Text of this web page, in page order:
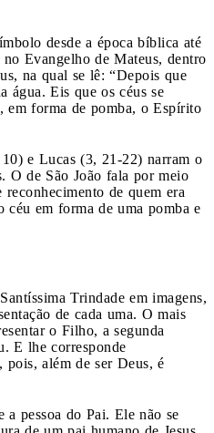
desde a época bíblica até
no Evangelho de Mateus, dentro
na qual se lê: “Depois que
água. Eis que os céus se
em forma de pomba, o Espírito
e Lucas (3, 21-22) narram o
O de São João fala por meio
de quem era
céu em forma de uma pomba e
Trindade em imagens,
de cada uma. O mais
o Filho, a segunda
E lhe corresponde
pois, além de ser Deus, é
a pessoa do Pai. Ele não se